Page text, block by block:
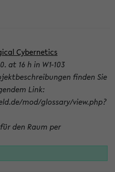
Cybernetics
at 16 h in W1-103
finden Sie
Link:
mod/glossary/view.php?
den Raum per